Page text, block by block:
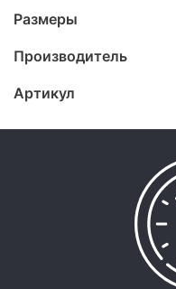
Размеры
Производитель
Артикул